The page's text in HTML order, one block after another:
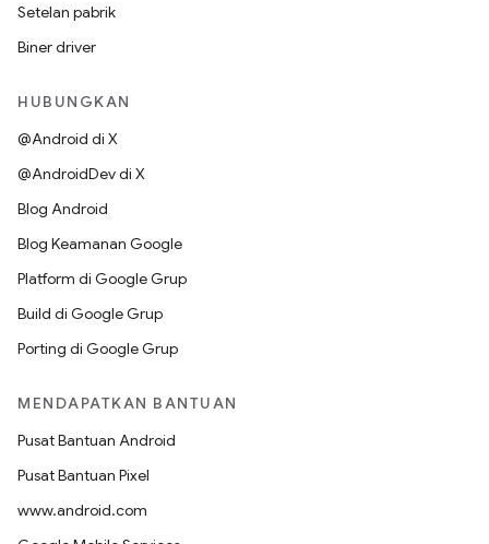
Setelan pabrik
Biner driver
HUBUNGKAN
@Android di X
@AndroidDev di X
Blog Android
Blog Keamanan Google
Platform di Google Grup
Build di Google Grup
Porting di Google Grup
MENDAPATKAN BANTUAN
Pusat Bantuan Android
Pusat Bantuan Pixel
www.android.com